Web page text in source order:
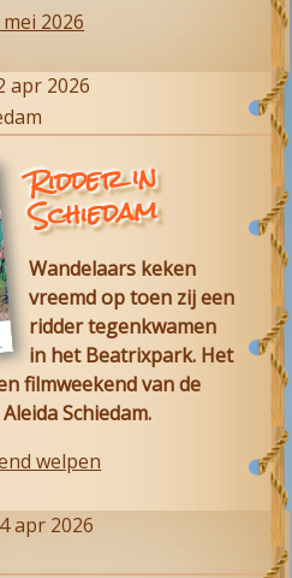
2026
apr 2026
Ridder in
Schiedam
Wandelaars keken
vreemd op toen zij een
ridder tegenkwamen
in het Beatrixpark. Het
filmweekend van de
Schiedam.
welpen
4 apr 2026